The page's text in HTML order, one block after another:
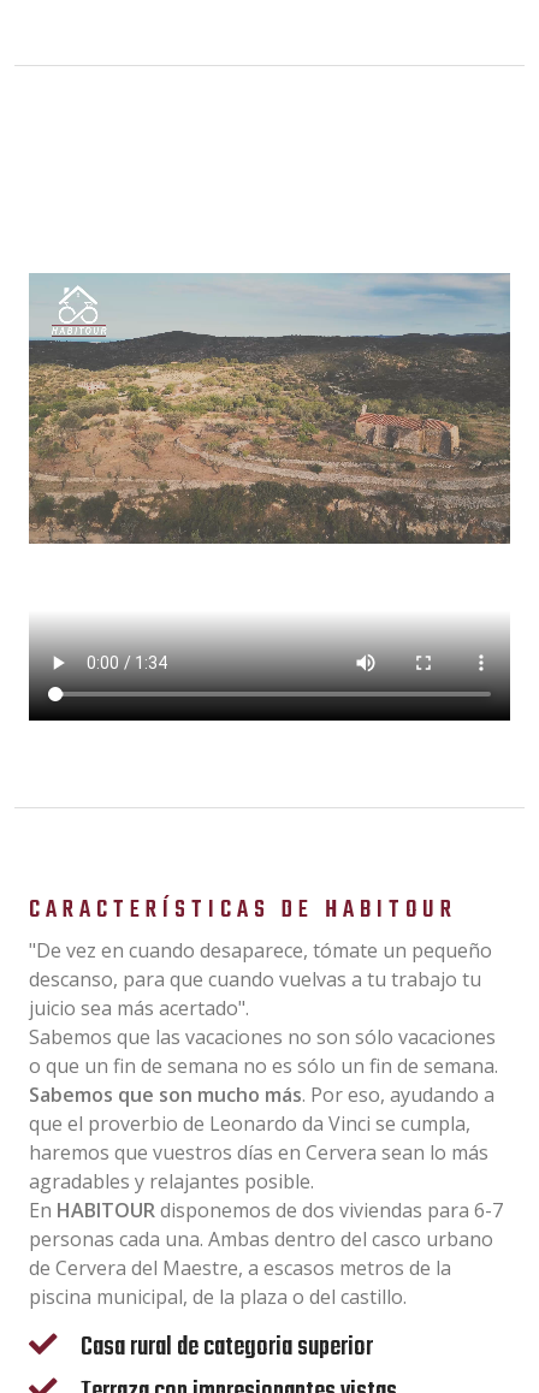
CARACTERÍSTICAS DE HABITOUR
"De vez en cuando desaparece, tómate un pequeño
descanso, para que cuando vuelvas a tu trabajo tu
juicio sea más acertado".
Sabemos que las vacaciones no son sólo vacaciones
o que un fin de semana no es sólo un fin de semana.
Sabemos que son mucho más. Por eso, ayudando a
que el proverbio de Leonardo da Vinci se cumpla,
haremos que vuestros días en Cervera sean lo más
agradables y relajantes posible.
En HABITOURdisponemos de dos viviendas para 6-7
personas cada una. Ambas dentro del casco urbano
de Cervera del Maestre, a escasos metros de la
piscina municipal, de la plaza o del castillo.
Casa rural de categoria superior